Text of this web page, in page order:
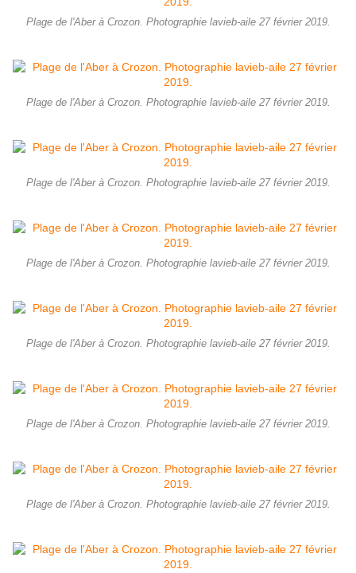
Plage de l'Aber à Crozon. Photographie lavieb-aile 27 février 2019.
Plage de l'Aber à Crozon. Photographie lavieb-aile 27 février 2019.
Plage de l'Aber à Crozon. Photographie lavieb-aile 27 février 2019.
Plage de l'Aber à Crozon. Photographie lavieb-aile 27 février 2019.
Plage de l'Aber à Crozon. Photographie lavieb-aile 27 février 2019.
Plage de l'Aber à Crozon. Photographie lavieb-aile 27 février 2019.
Plage de l'Aber à Crozon. Photographie lavieb-aile 27 février 2019.